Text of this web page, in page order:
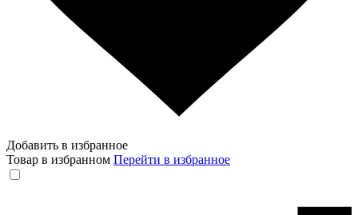
Добавить в избранное
Товар в избранном Перейти в избранное